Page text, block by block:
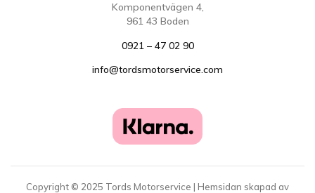
Komponentvägen 4,
961 43 Boden
0921 – 47 02 90
info@tordsmotorservice.com
Copyright © 2025 Tords Motorservice | Hemsidan skapad av